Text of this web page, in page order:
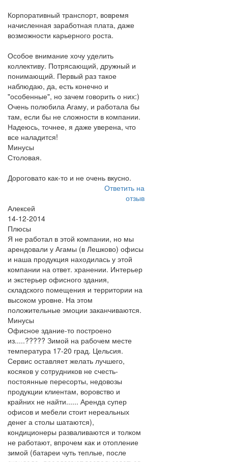
Корпоративный транспорт, вовремя
начисленная заработная плата, даже
возможности карьерного роста.
Особое внимание хочу уделить
коллективу. Потрясающий, дружный и
понимающий. Первый раз такое
наблюдаю, да, есть конечно и
"особенные", но зачем говорить о них:)
Очень полюбила Агаму, и работала бы
там, если бы не сложности в компании.
Надеюсь, точнее, я даже уверена, что
все наладится!
Минусы
Столовая.
Дороговато как-то и не очень вкусно.
Ответить на
отзыв
Алексей
14-12-2014
Плюсы
Я не работал в этой компании, но мы
арендовали у Агамы (в Лешково) офисы
и наша продукция находилась у этой
компании на ответ. хранении. Интерьер
и экстерьер офисного здания,
складского помещения и территории на
высоком уровне. На этом
положительные эмоции заканчиваются.
Минусы
Офисное здание-то построено
из.....????? Зимой на рабочем месте
температура 17-20 град. Цельсия.
Сервис оставляет желать лучшего,
косяков у сотрудников не счесть-
постоянные пересорты, недовозы
продукции клиентам, воровство и
крайних не найти...... Аренда супер
офисов и мебели стоит нереальных
денег а столы шатаются),
кондиционеры разваливаются и толком
не работают, впрочем как и отопление
зимой (батареи чуть теплые, после